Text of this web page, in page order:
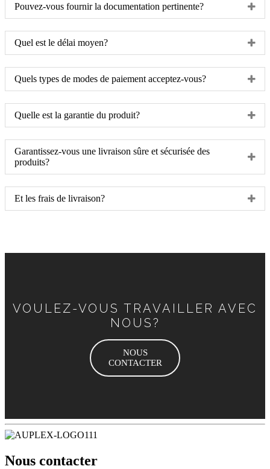
Pouvez-vous fournir la documentation pertinente?
Quel est le délai moyen?
Quels types de modes de paiement acceptez-vous?
Quelle est la garantie du produit?
Garantissez-vous une livraison sûre et sécurisée des
produits?
Et les frais de livraison?
VOULEZ-VOUS TRAVAILLER AVEC
NOUS?
NOUS
CONTACTER
Nous contacter